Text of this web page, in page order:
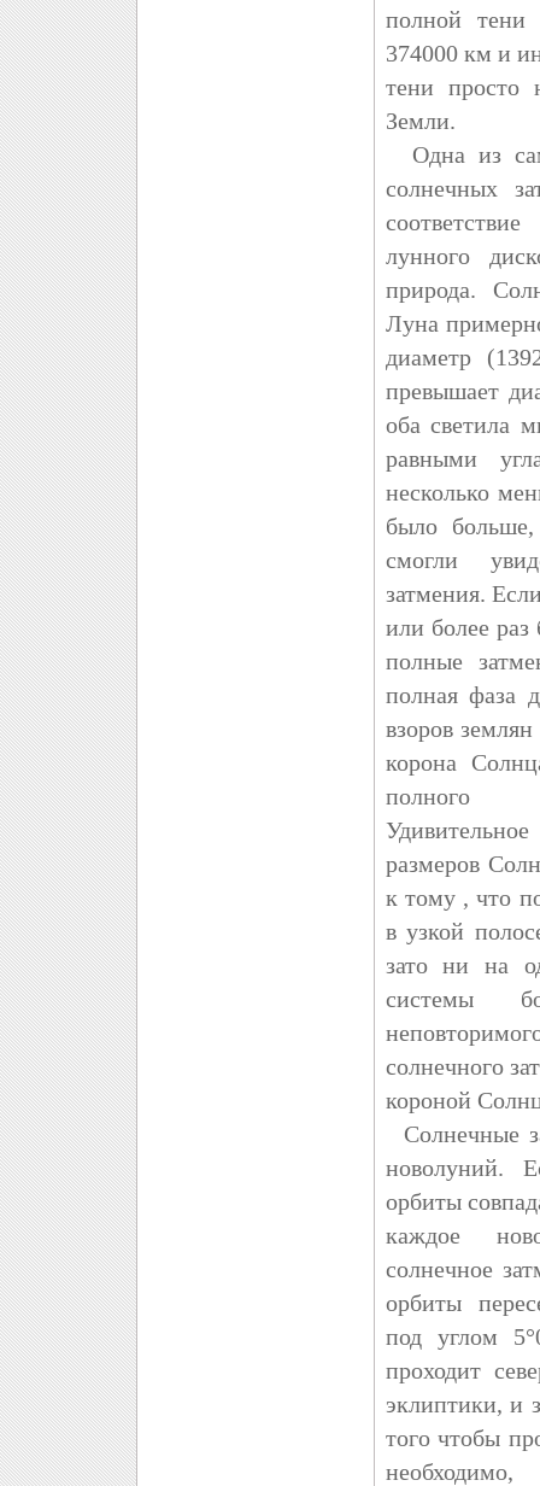
полной
374000 км и
тени просто
Земли.
Одна из
солнечных
лунного
природа.
Луна
диаметр
превышает
оба светила
равными
несколько
было
смогли
затмения.
или более
полные
полная фаза
взоров
корона
полного
размеров
к тому , что
в узкой
зато ни на
системы
солнечного
короной
Солнечные
новолуний.
орбиты
каждое
солнечное
орбиты
под углом
проходит
эклиптики, и
того чтобы